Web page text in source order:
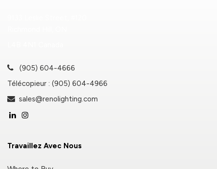
(905) 604-4666
Télécopieur : (905) 604-4966
sales@renolighting.com
Travaillez Avec Nous